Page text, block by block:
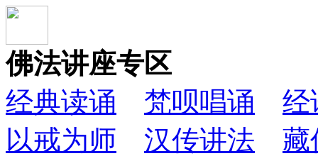
佛法讲座专区
经典读诵
梵呗唱诵
经
以戒为师
汉传讲法 藏